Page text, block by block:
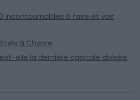
incontournables à faire et voir
à Chypre
elle la dernière capitale divisée